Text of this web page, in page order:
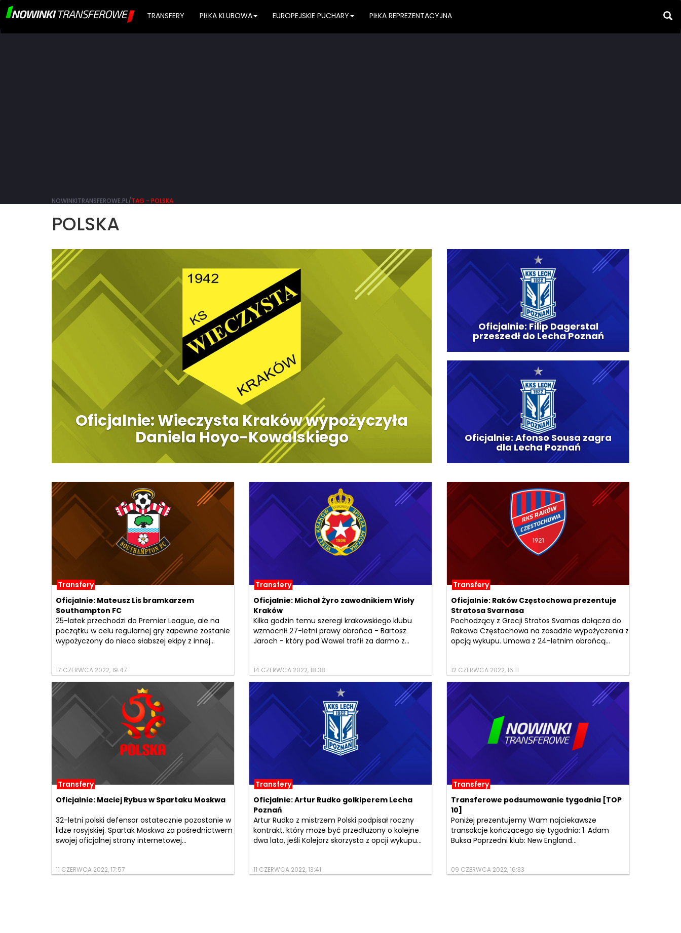
TRANSFERY PIŁKA KLUBOWA EUROPEJSKIE PUCHARY PIŁKA REPREZENTACYJNA
NOWINKITRANSFEROWE.PL/TAG - POLSKA
POLSKA
Oficjalnie: Wieczysta Kraków wypożyczyła
Daniela Hoyo-Kowalskiego
Oficjalnie: Filip Dagerstal
przeszedł do Lecha Poznań
Oficjalnie: Afonso Sousa zagra
dla Lecha Poznań
Transfery
Oficjalnie: Mateusz Lis bramkarzem
Southampton FC
25-latek przechodzi do Premier League, ale na
początku w celu regularnej gry zapewne zostanie
wypożyczony do nieco słabszej ekipy z innej...
17 CZERWCA 2022, 19:47
Transfery
Oficjalnie: Michał Żyro zawodnikiem Wisły
Kraków
Kilka godzin temu szeregi krakowskiego klubu
wzmocnił 27-letni prawy obrońca - Bartosz
Jaroch - który pod Wawel trafił za darmo z...
14 CZERWCA 2022, 18:38
Transfery
Oficjalnie: Raków Częstochowa prezentuje
Stratosa Svarnasa
Pochodzący z Grecji Stratos Svarnas dołącza do
Rakowa Częstochowa na zasadzie wypożyczenia z
opcją wykupu. Umowa z 24-letnim obrońcą...
12 CZERWCA 2022, 16:11
Transfery
Oficjalnie: Maciej Rybus w Spartaku Moskwa
32-letni polski defensor ostatecznie pozostanie w
lidze rosyjskiej. Spartak Moskwa za pośrednictwem
swojej oficjalnej strony internetowej...
11 CZERWCA 2022, 17:57
Transfery
Oficjalnie: Artur Rudko golkiperem Lecha
Poznań
Artur Rudko z mistrzem Polski podpisał roczny
kontrakt, który może być przedłużony o kolejne
dwa lata, jeśli Kolejorz skorzysta z opcji wykupu...
11 CZERWCA 2022, 13:41
Transfery
Transferowe podsumowanie tygodnia [TOP
10]
Poniżej prezentujemy Wam najciekawsze
transakcje kończącego się tygodnia: 1. Adam
Buksa Poprzedni klub: New England...
09 CZERWCA 2022, 16:33